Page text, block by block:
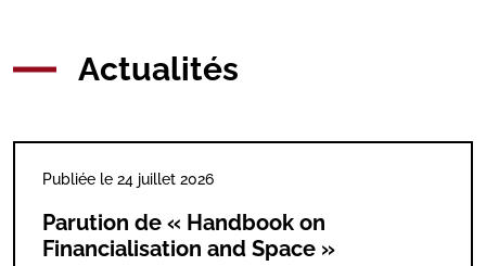
Actualités
Publiée le 24 juillet 2026
Parution de « Handbook on
Financialisation and Space »